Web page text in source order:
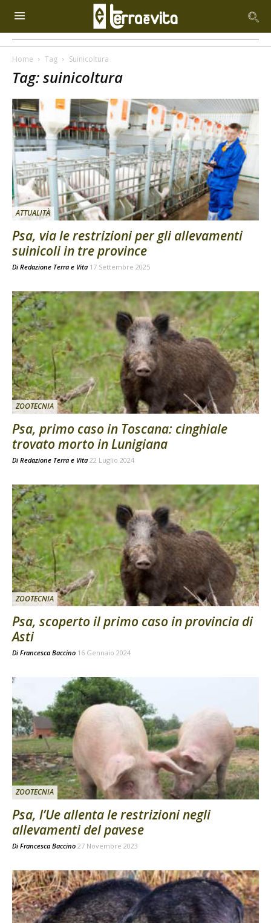
Home Tag Suinicoltura
Tag: suinicoltura
ATTUALITÀ
Psa, via le restrizioni per gli allevamenti
suinicoli in tre province
Di Redazione Terra e Vita 17 Settembre 2025
ZOOTECNIA
Psa, primo caso in Toscana: cinghiale
trovato morto in Lunigiana
Di Redazione Terra e Vita 22 Luglio 2024
ZOOTECNIA
Psa, scoperto il primo caso in provincia di
Asti
Di Francesca Baccino 16 Gennaio 2024
ZOOTECNIA
Psa, l’Ue allenta le restrizioni negli
allevamenti del pavese
Di Francesca Baccino 27 Novembre 2023